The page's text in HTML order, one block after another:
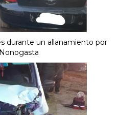
durante un allanamiento por